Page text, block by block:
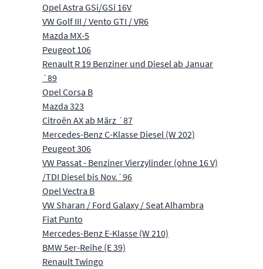
Opel Astra GSi/GSi 16V
VW Golf III / Vento GTI / VR6
Mazda MX-5
Peugeot 106
Renault R 19 Benziner und Diesel ab Januar
´89
Opel Corsa B
Mazda 323
Citroën AX ab März ´87
Mercedes-Benz C-Klasse Diesel (W 202)
Peugeot 306
VW Passat - Benziner Vierzylinder (ohne 16 V)
/TDI Diesel bis Nov.´96
Opel Vectra B
VW Sharan / Ford Galaxy / Seat Alhambra
Fiat Punto
Mercedes-Benz E-Klasse (W 210)
BMW 5er-Reihe (E 39)
Renault Twingo